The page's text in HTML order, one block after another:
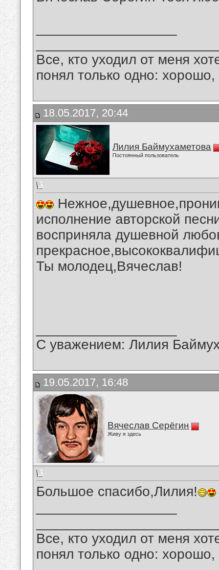
Все, кто уходил от меня
понял только одно:
18.05.2017, 20:44
Лилия Баймухаметова
Постоянный пользователь
исполнение авторской
восприняла душевной
Ты молодец,Вячеслав!
С уважением: Лилия
19.05.2017, 16:48
Вячеслав Серёгин
Живу я здесь
Большое спасибо,Лилия!
Все, кто уходил от меня
понял только одно: